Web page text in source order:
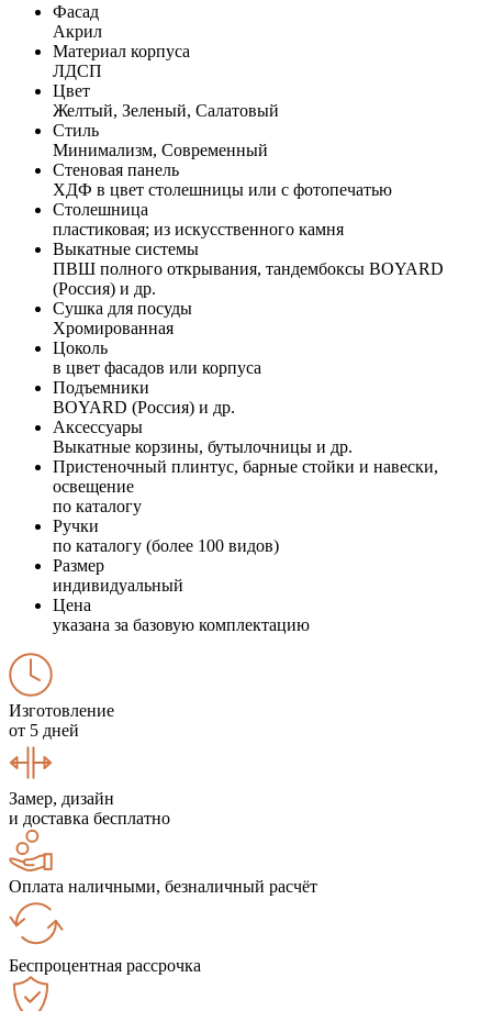
Фасад
Акрил
Материал корпуса
ЛДСП
Цвет
Желтый, Зеленый, Салатовый
Стиль
Минимализм, Современный
Стеновая панель
ХДФ в цвет столешницы или с фотопечатью
Столешница
пластиковая; из искусственного камня
Выкатные системы
ПВШ полного открывания, тандембоксы BOYARD
(Россия) и др.
Сушка для посуды
Хромированная
Цоколь
в цвет фасадов или корпуса
Подъемники
BOYARD (Россия) и др.
Аксессуары
Выкатные корзины, бутылочницы и др.
Пристеночный плинтус, барные стойки и навески,
освещение
по каталогу
Ручки
по каталогу (более 100 видов)
Размер
индивидуальный
Цена
указана за базовую комплектацию
Изготовление
от 5 дней
Замер, дизайн
и доставка бесплатно
Оплата наличными, безналичный расчёт
Беспроцентная рассрочка